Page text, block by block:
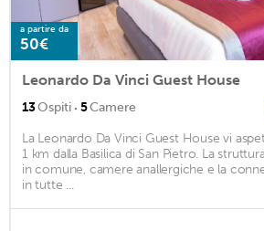
a partire da
50€
Leonardo Da Vinci Guest House
13Ospiti · 5Camere
La Leonardo Da Vinci Guest House vi
1 km dalla Basilica di San Pietro. La
in comune, camere anallergiche e la
in tutte ...